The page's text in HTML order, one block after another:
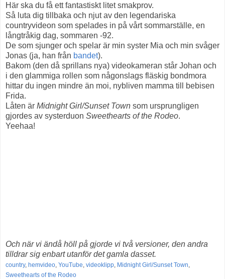
Här ska du få ett fantastiskt litet smakprov.
Så luta dig tillbaka och njut av den legendariska
countryvideon som spelades in på vårt sommarställe, en
långtråkig dag, sommaren -92.
De som sjunger och spelar är min syster Mia och min svåger
Jonas (ja, han från bandet).
Bakom (den då sprillans nya) videokameran står Johan och
i den glammiga rollen som någonslags fläskig bondmora
hittar du ingen mindre än moi, nybliven mamma till bebisen
Frida.
Låten är Midnight Girl/Sunset Town som ursprungligen
gjordes av systerduon Sweethearts of the Rodeo.
Yeehaa!
Och när vi ändå höll på gjorde vi två versioner, den andra
tilldrar sig enbart utanför det gamla dasset.
country, hemvideo, YouTube, videoklipp, Midnight Girl/Sunset Town,
Sweethearts of the Rodeo